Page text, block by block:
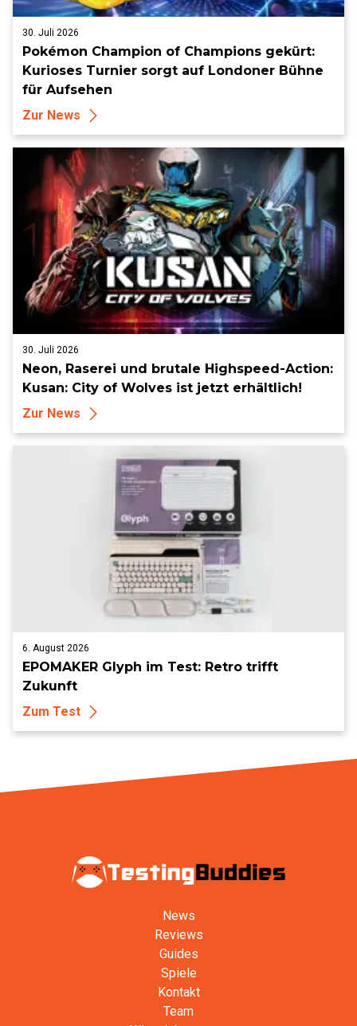
30. Juli 2026
Pokémon Champion of Champions gekürt:
Kurioses Turnier sorgt auf Londoner Bühne
für Aufsehen
Zur News
30. Juli 2026
Neon, Raserei und brutale Highspeed-Action:
Kusan: City of Wolves ist jetzt erhältlich!
Zur News
6. August 2026
EPOMAKER Glyph im Test: Retro trifft
Zukunft
Zum Test
News
Reviews
Guides
Spiele
Kontakt
Team